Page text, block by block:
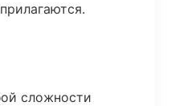
сложности